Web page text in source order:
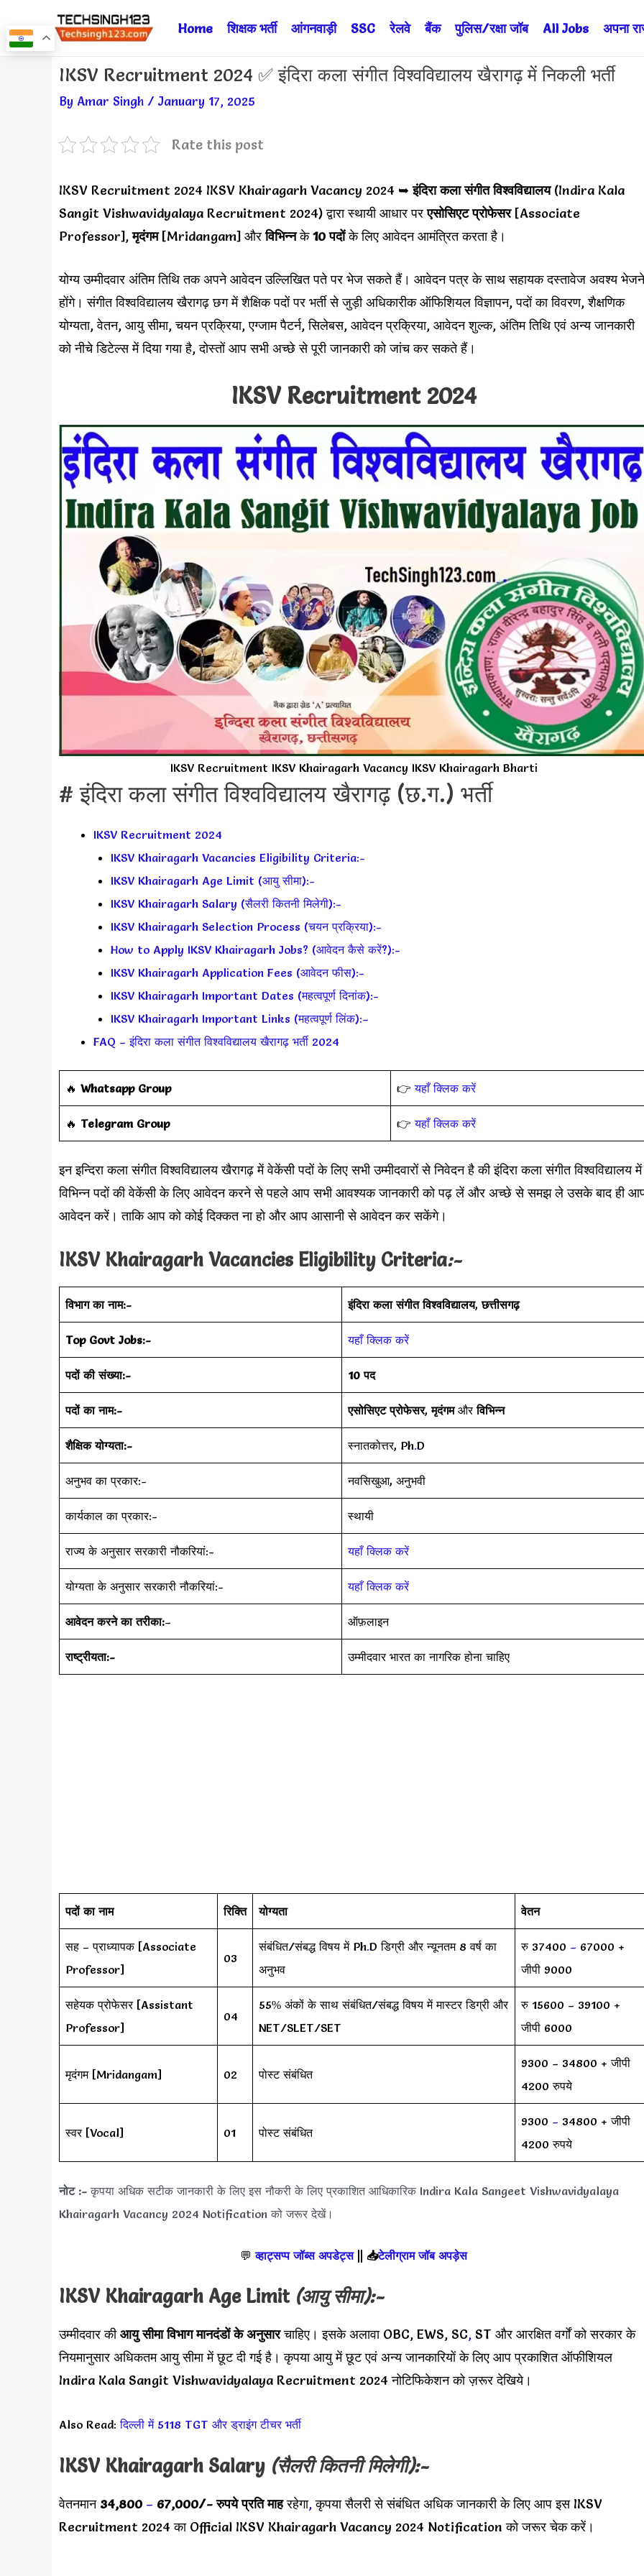
to
Home शिक्षक भर्ती आंगनवाड़ी SSC रेलवे बैंक पुलिस/रक्षा जॉब All Jobs अपना
IKSV Recruitment 2024 ✅ इंदिरा कला संगीत विश्वविद्यालय खैरागढ़ में निकली भर्ती
By Amar Singh / January 17, 2025
Rate this post
IKSV Recruitment 2024 IKSV Khairagarh Vacancy 2024 ➥ इंदिरा कला संगीत विश्वविद्यालय(Indira Kala
Sangit Vishwavidyalaya Recruitment 2024) द्वारा स्थायी आधार परएसोसिएट प्रोफेसर[Associate
Professor],मृदंगम[Mridangam] औरविभिन्नके10 पदोंके लिए आवेदन आमंत्रित करता है।
योग्य उम्मीदवार अंतिम तिथि तक अपने आवेदन उल्लिखित पते पर भेज सकते हैं। आवेदन पत्र के साथ सहायक दस्तावेज अवश्य भेजने
होंगे। संगीत विश्वविद्यालय खैरागढ़ छग में शैक्षिक पदों पर भर्ती से जुड़ी अधिकारीक ऑफिशियल विज्ञापन, पदों का विवरण, शैक्षणिक
योग्यता, वेतन, आयु सीमा, चयन प्रक्रिया, एग्जाम पैटर्न, सिलेबस, आवेदन प्रक्रिया, आवेदन शुल्क, अंतिम तिथि एवं अन्य जानकारी
को नीचे डिटेल्स में दिया गया है, दोस्तों आप सभी अच्छे से पूरी जानकारी को जांच कर सकते हैं।
IKSV Recruitment 2024
IKSV Recruitment IKSV Khairagarh Vacancy IKSV Khairagarh Bharti
# इंदिरा कला संगीत विश्वविद्यालय खैरागढ़ (छ.ग.) भर्ती
IKSV Recruitment 2024
IKSV Khairagarh Vacancies Eligibility Criteria:-
IKSV Khairagarh Age Limit (आयु सीमा):-
IKSV Khairagarh Salary (सैलरी कितनी मिलेगी):-
IKSV Khairagarh Selection Process (चयन प्रक्रिया):-
How to Apply IKSV Khairagarh Jobs? (आवेदन कैसे करें?):-
IKSV Khairagarh Application Fees (आवेदन फीस):-
IKSV Khairagarh Important Dates (महत्वपूर्ण दिनांक):-
IKSV Khairagarh Important Links (महत्वपूर्ण लिंक):–
FAQ – इंदिरा कला संगीत विश्वविद्यालय खैरागढ़ भर्ती 2024
‎️‍🔥 Whatsapp Group 👉यहाँ क्लिक करें
‎️‍🔥 Telegram Group 👉यहाँ क्लिक करें
इन इन्दिरा कला संगीत विश्वविद्यालय खैरागढ़ में वेकेंसी पदों के लिए सभी उम्मीदवारों से निवेदन है की इंदिरा कला संगीत विश्वविद्यालय में
विभिन्न पदों की वेकेंसी के लिए आवेदन करने से पहले आप सभी आवश्यक जानकारी को पढ़ लें और अच्छे से समझ ले उसके बाद ही
आवेदन करें। ताकि आप को कोई दिक्कत ना हो और आप आसानी से आवेदन कर सकेंगे।
IKSV Khairagarh Vacancies Eligibility Criteria:-
विभाग का नाम:- इंदिरा कला संगीत विश्वविद्यालय, छत्तीसगढ़
Top Govt Jobs:- यहाँ क्लिक करें
पदों की संख्या:- 10 पद
पदों का नाम:- एसोसिएट प्रोफेसर,मृदंगमऔरविभिन्न
शैक्षिक योग्यता:- स्नातकोत्तर, Ph.D
अनुभव का प्रकार:- नवसिखुआ, अनुभवी
कार्यकाल का प्रकार:- स्थायी
राज्य के अनुसार सरकारी नौकरियां:- यहाँ क्लिक करें
योग्यता के अनुसार सरकारी नौकरियां:- यहाँ क्लिक करें
आवेदन करने का तरीका:– ऑफ़लाइन
राष्ट्रीयता:- उम्मीदवार भारत का नागरिक होना चाहिए
पदों का नाम रिक्ति योग्यता वेतन
सह – प्राध्यापक [Associate
Professor]
03
संबंधित/संबद्ध विषय में Ph.D डिग्री और न्यूनतम 8 वर्ष का
अनुभव
रु 37400 – 67000 +
जीपी 9000
सहेयक प्रोफेसर [Assistant
Professor]
04
55% अंकों के साथ संबंधित/संबद्ध विषय में मास्टर डिग्री और
NET/SLET/SET
रु 15600 – 39100 +
जीपी 6000
मृदंगम [Mridangam] 02 पोस्ट संबंधित
9300 – 34800 + जीपी
4200 रुपये
स्वर [Vocal] 01 पोस्ट संबंधित
9300 – 34800 + जीपी
4200 रुपये
नोट :- कृपया अधिक सटीक जानकारी के लिए इस नौकरी के लिए प्रकाशित आधिकारिक Indira Kala Sangeet Vishwavidyalaya
Khairagarh Vacancy 2024 Notification को जरूर देखें।
💬 व्हाट्सप्प जॉब्स अपडेट्स|| 📥टेलीग्राम जॉब अपड़ेस
IKSV Khairagarh Age Limit (आयु सीमा):-
उम्मीदवार कीआयु सीमा विभाग मानदंडों के अनुसारचाहिए। इसके अलावा OBC, EWS, SC, ST और आरक्षित वर्गों को सरकार के
नियमानुसार अधिकतम आयु सीमा में छूट दी गई है। कृपया आयु में छूट एवं अन्य जानकारियों के लिए आप प्रकाशित ऑफीशियल
Indira Kala Sangit Vishwavidyalaya Recruitment 2024 नोटिफिकेशन को ज़रूर देखिये।
Also Read:दिल्ली में 5118 TGT और ड्राइंग टीचर भर्ती
IKSV Khairagarh Salary (सैलरी कितनी मिलेगी):-
वेतनमान 34,800 – 67,000/-रुपये प्रति माहरहेगा, कृपया सैलरी से संबंधित अधिक जानकारी के लिए आप इस IKSV
Recruitment 2024 का Official IKSV Khairagarh Vacancy 2024 Notification को जरूर चेक करें।
Post